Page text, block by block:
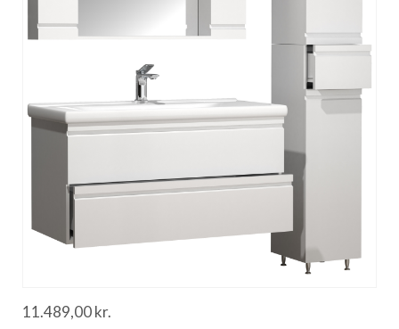
11.489,00kr.